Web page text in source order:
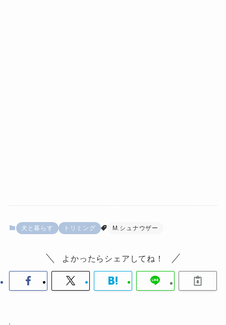
犬と暮らす トリミング M.シュナウザー
よかったらシェアしてね！